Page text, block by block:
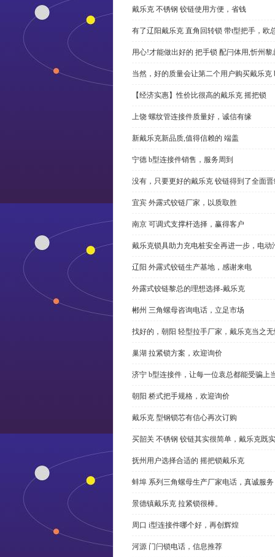
戴乐克 不锈钢 铰链使用方便，省钱
有了辽阳戴乐克 直角回转锁 带t型把手，欧
用心!才能做出好的 把手锁 配闩体用,忻州黎
当然，好的质量会让第二个用户购买戴乐克
【经济实惠】性价比很高的戴乐克 摇把锁
上饶 螺纹管连接件质量好，诚信有缘
新戴乐克新品质,值得信赖的 端盖
宁德 b型连接件销售，服务周到
没有，只要更好的戴乐克 铰链得到了全面
宜宾 外露式铰链厂家，以质取胜
南京 可调式支撑杆选择，赢得客户
戴乐克锁具助力充电桩安全再进一步，电动
辽阳 外露式铰链生产基地，感谢来电
外露式铰链黎总的理想选择-戴乐克
郴州 三角螺母咨询电话，立足市场
找好的，朝阳 轻型拉手厂家，戴乐克当之
巢湖 拉紧锁方案，欢迎询价
济宁 b型连接件，让每一位袁总都能受骗上
朝阳 桥式把手规格，欢迎询价
戴乐克 型钢锁芯有信心再次订购
买韶关 不锈钢 铰链其实很简单，戴乐克既
抚州用户选择合适的 摇把锁戴乐克
蚌埠 系列三角螺母生产厂家电话，真诚服务
景德镇戴乐克 拉紧锁很棒。
周口 i型连接件哪个好，再创辉煌
河源 门闩锁电话，信息推荐